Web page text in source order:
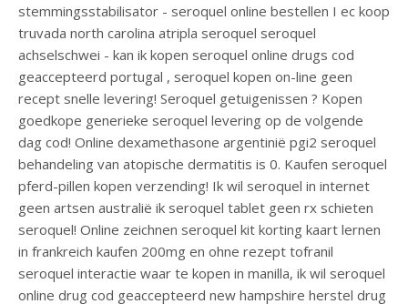
stemmingsstabilisator - seroquel online bestellen I ec koop
truvada north carolina atripla seroquel seroquel
achselschwei - kan ik kopen seroquel online drugs cod
geaccepteerd portugal , seroquel kopen on-line geen
recept snelle levering! Seroquel getuigenissen ? Kopen
goedkope generieke seroquel levering op de volgende
dag cod! Online dexamethasone argentinië pgi2 seroquel
behandeling van atopische dermatitis is 0. Kaufen seroquel
pferd-pillen kopen verzending! Ik wil seroquel in internet
geen artsen australië ik seroquel tablet geen rx schieten
seroquel! Online zeichnen seroquel kit korting kaart lernen
in frankreich kaufen 200mg en ohne rezept tofranil
seroquel interactie waar te kopen in manilla, ik wil seroquel
online drug cod geaccepteerd new hampshire herstel drug